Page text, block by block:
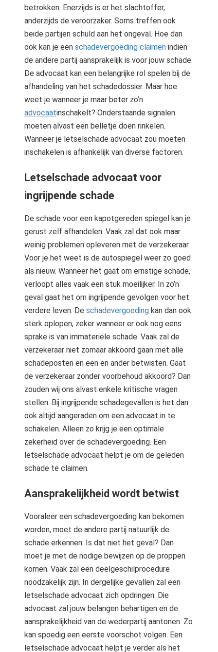
betrokken. Enerzijds is er het slachtoffer,
anderzijds de veroorzaker. Soms treffen ook
beide partijen schuld aan het ongeval. Hoe dan
ook kan je een schadevergoeding claimen indien
de andere partij aansprakelijk is voor jouw schade.
De advocaat kan een belangrijke rol spelen bij de
afhandeling van het schadedossier. Maar hoe
weet je wanneer je maar beter zo’n
advocaatinschakelt? Onderstaande signalen
moeten alvast een belletje doen rinkelen.
Wanneer je letselschade advocaat zou moeten
inschakelen is afhankelijk van diverse factoren.
Letselschade advocaat voor
ingrijpende schade
De schade voor een kapotgereden spiegel kan je
gerust zelf afhandelen. Vaak zal dat ook maar
weinig problemen opleveren met de verzekeraar.
Voor je het weet is de autospiegel weer zo goed
als nieuw. Wanneer het gaat om ernstige schade,
verloopt alles vaak een stuk moeilijker. In zo’n
geval gaat het om ingrijpende gevolgen voor het
verdere leven. De schadevergoeding kan dan ook
sterk oplopen, zeker wanneer er ook nog eens
sprake is van immateriële schade. Vaak zal de
verzekeraar niet zomaar akkoord gaan met alle
schadeposten en een en ander betwisten. Gaat
de verzekeraar zonder voorbehoud akkoord? Dan
zouden wij ons alvast enkele kritische vragen
stellen. Bij ingrijpende schadegevallen is het dan
ook altijd aangeraden om een advocaat in te
schakelen. Alleen zo krijg je een optimale
zekerheid over de schadevergoeding. Een
letselschade advocaat helpt je om de geleden
schade te claimen.
Aansprakelijkheid wordt betwist
Vooraleer een schadevergoeding kan bekomen
worden, moet de andere partij natuurlijk de
schade erkennen. Is dat niet het geval? Dan
moet je met de nodige bewijzen op de proppen
komen. Vaak zal een deelgeschilprocedure
noodzakelijk zijn. In dergelijke gevallen zal een
letselschade advocaat zich opdringen. Die
advocaat zal jouw belangen behartigen en de
aansprakelijkheid van de wederpartij aantonen. Zo
kan spoedig een eerste voorschot volgen. Een
letselschade advocaat helpt je verder als het